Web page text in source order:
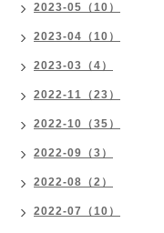
2023-05（10）
2023-04（10）
2023-03（4）
2022-11（23）
2022-10（35）
2022-09（3）
2022-08（2）
2022-07（10）